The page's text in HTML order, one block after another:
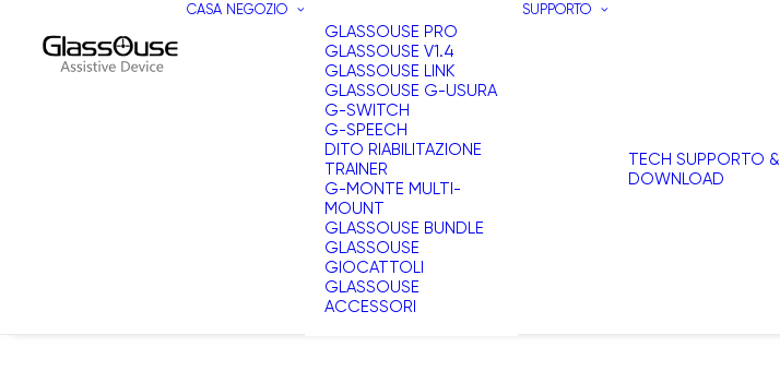
CASA NEGOZIO
GLASSOUSE PRO
GLASSOUSE V1.4
GLASSOUSE LINK
GLASSOUSE G-USURA
G-SWITCH
G-SPEECH
DITO RIABILITAZIONE
TRAINER
G-MONTE MULTI-
MOUNT
GLASSOUSE BUNDLE
GLASSOUSE
GIOCATTOLI
GLASSOUSE
ACCESSORI
SUPPORTO
TECH SUPPORTO &
DOWNLOAD